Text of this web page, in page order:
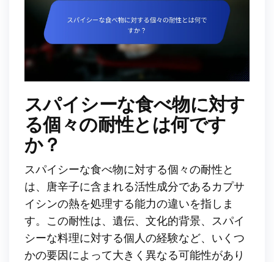
スパイシーな食べ物に対す
る個々の耐性とは何です
か？
スパイシーな食べ物に対する個々の耐性と
は、唐辛子に含まれる活性成分であるカプサ
イシンの熱を処理する能力の違いを指しま
す。この耐性は、遺伝、文化的背景、スパイ
シーな料理に対する個人の経験など、いくつ
かの要因によって大きく異なる可能性があり